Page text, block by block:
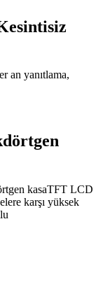
an yanıtlama,
kasaTFT LCD
karşı yüksek